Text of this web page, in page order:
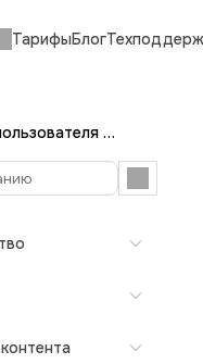
ТарифыБлог
Руководство пользователя Документерры